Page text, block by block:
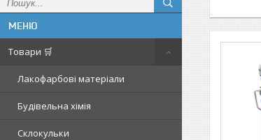
Товари 🛒
Лакофарбові матеріали
Будівельна хімія
Склокульки